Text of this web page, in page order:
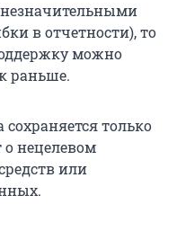
в отчетности), то
можно
раньше.
только
о нецелевом
или